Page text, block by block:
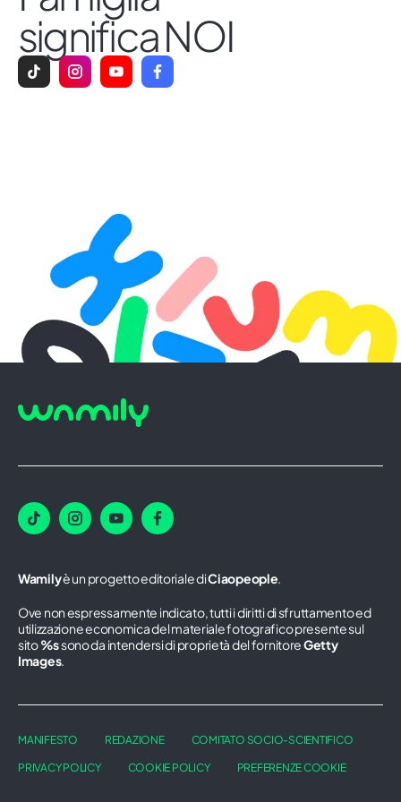
significa NOI
Wamilyè un progetto editoriale diCiaopeople.
Ove non espressamente indicato, tutti i diritti di sfruttamento ed
utilizzazione economica del materiale fotografico presente sul
sito%ssono da intendersi di proprietà del fornitoreGetty
Images.
MANIFESTO REDAZIONE COMITATO SOCIO-SCIENTIFICO
PRIVACY POLICY COOKIE POLICY PREFERENZE COOKIE